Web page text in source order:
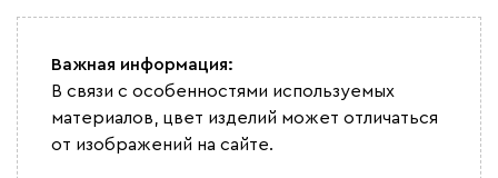
Важная информация:
В связи с особенностями используемых
материалов, цвет изделий может отличаться
от изображений на сайте.